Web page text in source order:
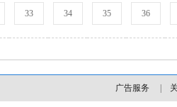
33 34 35 36
广告服务